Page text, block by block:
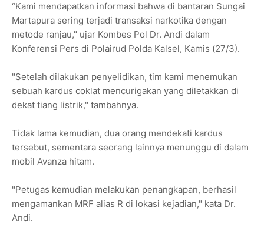
“Kami mendapatkan informasi bahwa di bantaran Sungai
Martapura sering terjadi transaksi narkotika dengan
metode ranjau," ujar Kombes Pol Dr. Andi dalam
Konferensi Pers di Polairud Polda Kalsel, Kamis (27/3).
"Setelah dilakukan penyelidikan, tim kami menemukan
sebuah kardus coklat mencurigakan yang diletakkan di
dekat tiang listrik," tambahnya.
Tidak lama kemudian, dua orang mendekati kardus
tersebut, sementara seorang lainnya menunggu di dalam
mobil Avanza hitam.
"Petugas kemudian melakukan penangkapan, berhasil
mengamankan MRF alias R di lokasi kejadian," kata Dr.
Andi.